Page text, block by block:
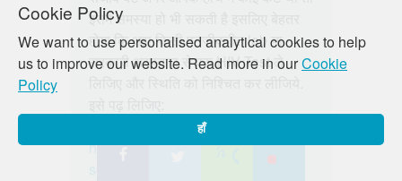
Cookie Policy
We want to use personalised analytical cookies to help
us to improve our website. Read more in ourCookie
Policy
हाँ
बार
एचआईवी
Rajeev
बेटे
अगर
आपके
इसमें समस्या हो भी सकती है इसलिए बेहतर
होगा कि आप किसी पनजीक्रीत lab या
सरकारी अस्पताल से एक HIV Test ले
https://lovematters.in/hi/resource/hiv
https://lovematters.in/hi/safe-
sex/stdsstis/hivaids-top-five-facts